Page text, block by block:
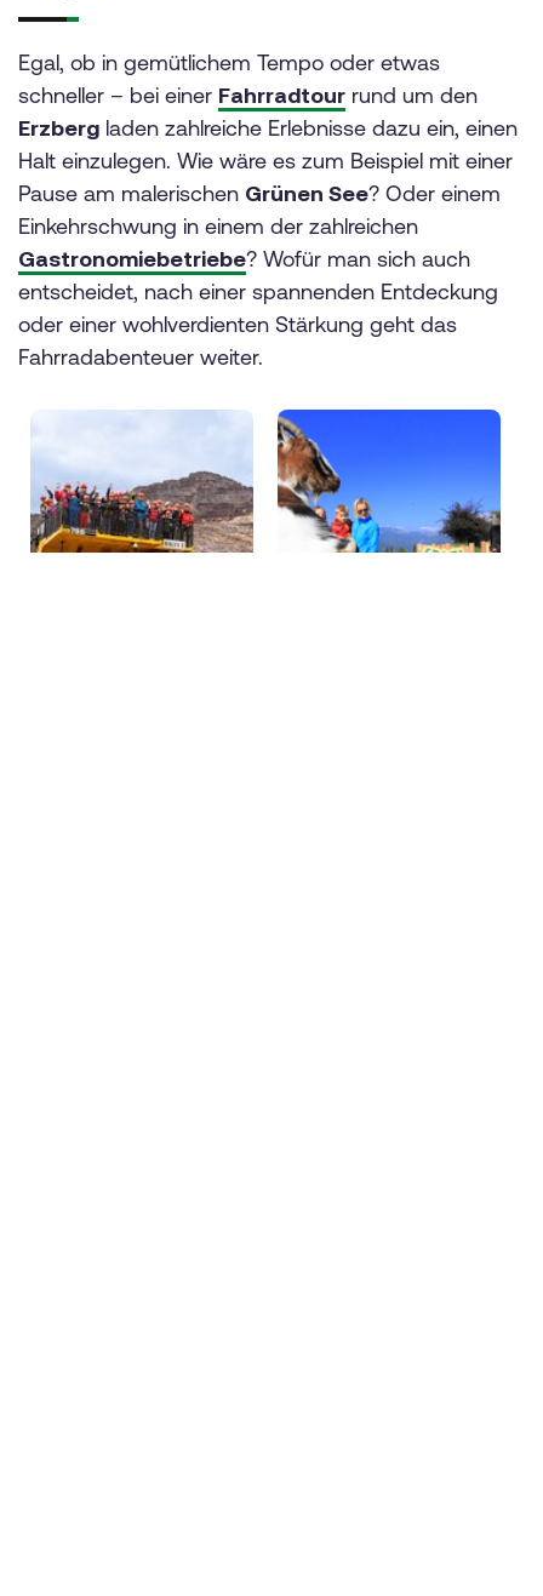
Egal, ob in gemütlichem Tempo oder etwas
schneller – bei einer Fahrradtour rund um den
Erzberg laden zahlreiche Erlebnisse dazu ein, einen
Halt einzulegen. Wie wäre es zum Beispiel mit einer
Pause am malerischen Grünen See? Oder einem
Einkehrschwung in einem der zahlreichen
Gastronomiebetriebe? Wofür man sich auch
entscheidet, nach einer spannenden Entdeckung
oder einer wohlverdienten Stärkung geht das
Fahrradabenteuer weiter.